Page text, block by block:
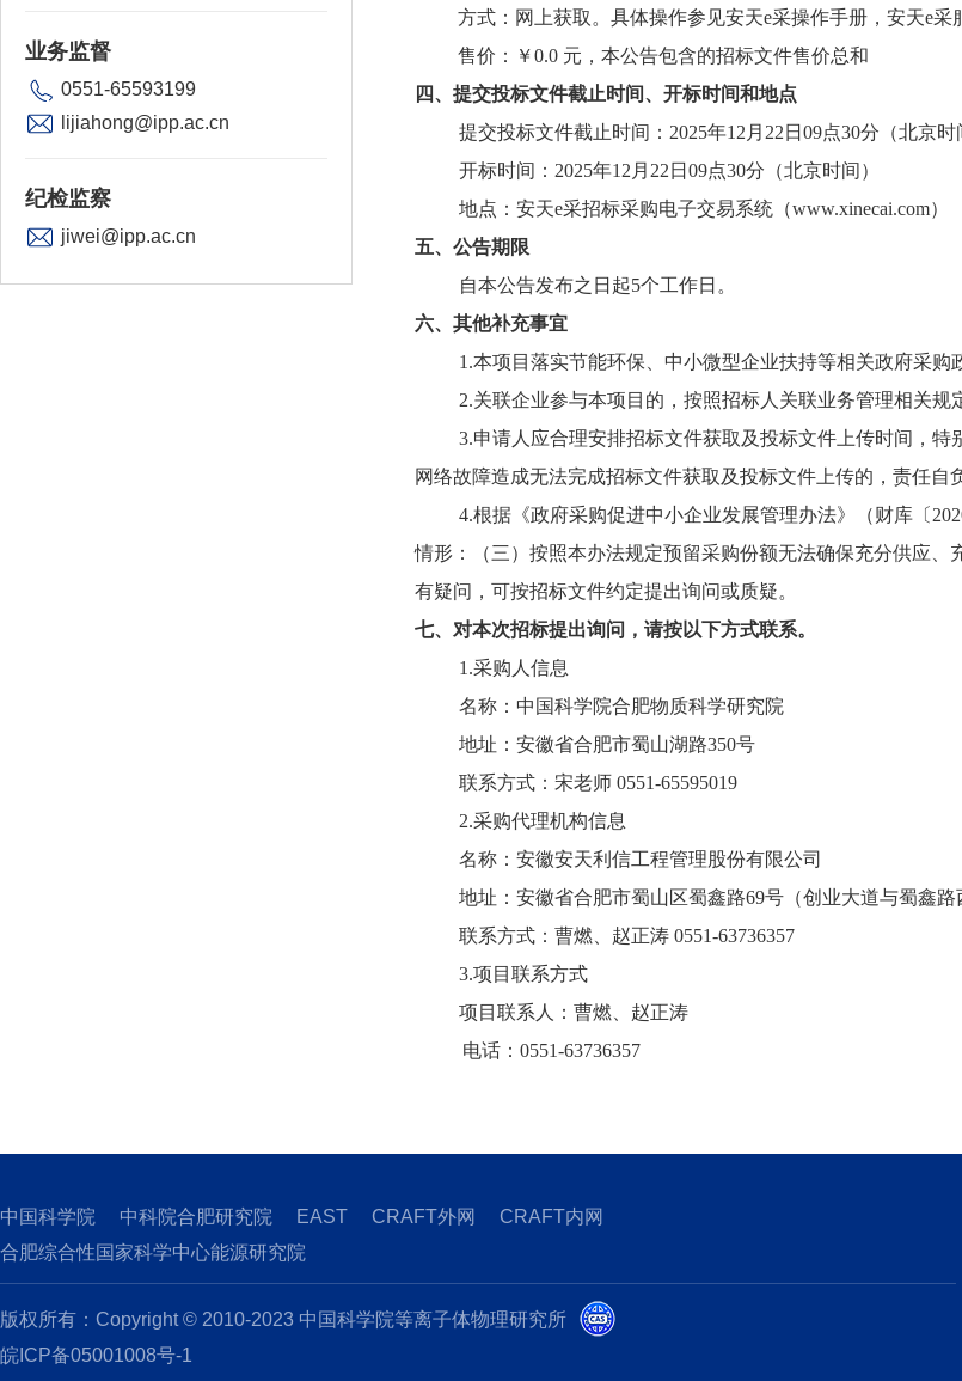
业务监督
0551-65593199
lijiahong@ipp.ac.cn
纪检监察
jiwei@ipp.ac.cn
方式：网上获取。具体操作参见安天e采操作手册，安天e采
售价：￥0.0 元，本公告包含的招标文件售价总和
四、提交投标文件截止时间、开标时间和地点
提交投标文件截止时间：2025年12月22日09点30分（北京时
开标时间：2025年12月22日09点30分（北京时间）
地点：安天e采招标采购电子交易系统（www.xinecai.com）
五、公告期限
自本公告发布之日起5个工作日。
六、其他补充事宜
1.本项目落实节能环保、中小微型企业扶持等相关政府采购
2.关联企业参与本项目的，按照招标人关联业务管理相关规
3.申请人应合理安排招标文件获取及投标文件上传时间，
网络故障造成无法完成招标文件获取及投标文件上传的，责任自
4.根据《政府采购促进中小企业发展管理办法》（财库〔
情形：（三）按照本办法规定预留采购份额无法确保充分供应
有疑问，可按招标文件约定提出询问或质疑。
七、对本次招标提出询问，请按以下方式联系。
1.采购人信息
名称：中国科学院合肥物质科学研究院
地址：安徽省合肥市蜀山湖路350号
联系方式：宋老师 0551-65595019
2.采购代理机构信息
名称：安徽安天利信工程管理股份有限公司
地址：安徽省合肥市蜀山区蜀鑫路69号（创业大道与蜀鑫路
联系方式：曹燃、赵正涛 0551-63736357
3.项目联系方式
项目联系人：曹燃、赵正涛
电话：0551-63736357
中国科学院 中科院合肥研究院 EAST CRAFT外网
CRAFT内网
合肥综合性国家科学中心能源研究院
版权所有：Copyright © 2010-2023 中国科学院等离子体物理研究所
皖ICP备05001008号-1